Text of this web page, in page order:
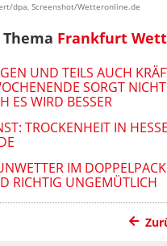
dpa, Screenshot/Wetteronline.de
Frankfurt
UND TEILS AUCH
SORGT
ES WIRD BESSER
TROCKENHEIT IN
IM
RICHTIG UNGEMÜTLICH